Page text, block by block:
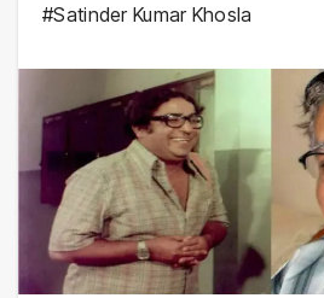
#Satinder Kumar Khosla